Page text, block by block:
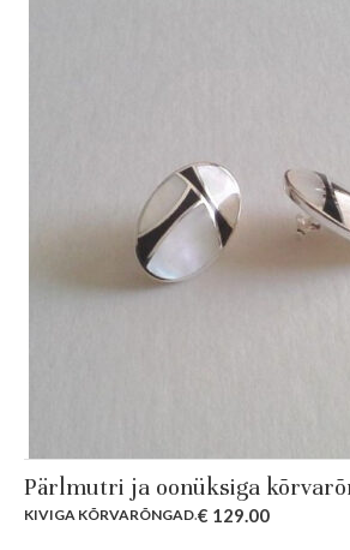
Pärlmutri ja oonüksiga
KIVIGA KÕRVARÕNGAD.€ 129.00